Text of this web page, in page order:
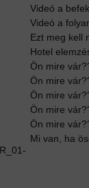
Videó a
Videó a
Ezt meg kell
Hotel
Ön mire
Ön mire
Ön mire
Ön mire
Ön mire
Mi van, ha